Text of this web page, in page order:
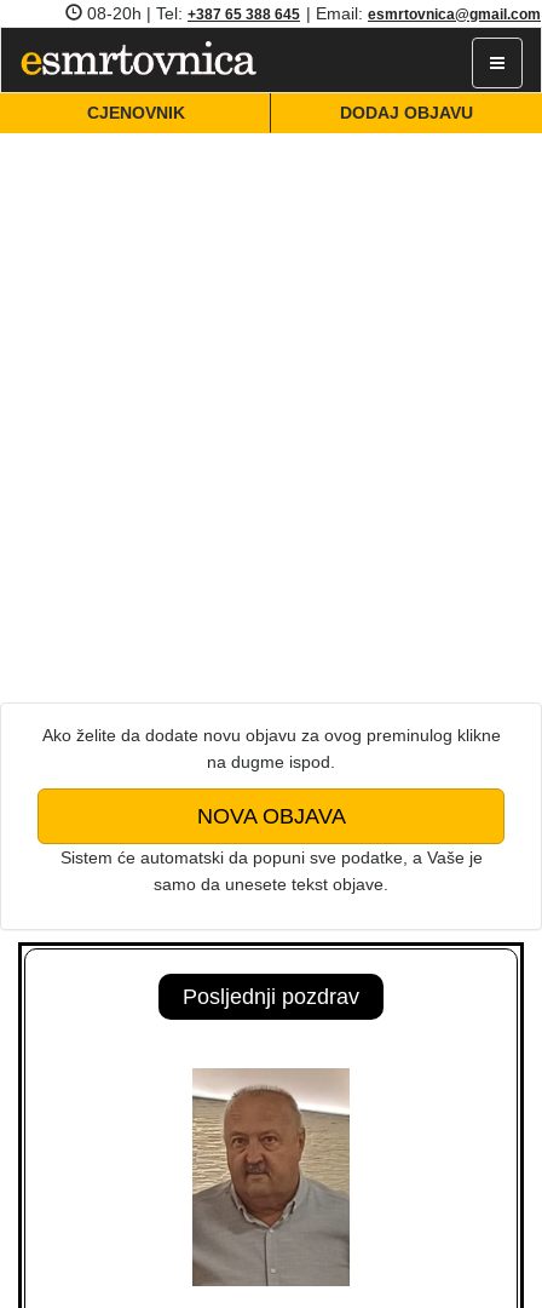
08-20h | Tel: +387 65 388 645 | Email: esmrtovnica@gmail.com
Toggle
CJENOVNIK
DODAJ OBJAVU
Ako želite da dodate novu objavu za ovog preminulog klikne
na dugme ispod.
NOVA OBJAVA
Sistem će automatski da popuni sve podatke, a Vaše je
samo da unesete tekst objave.
Posljednji pozdrav